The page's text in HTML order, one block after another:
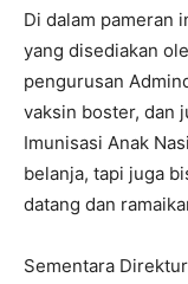
Di dalam pameran
yang disediakan
pengurusan
vaksin boster, dan
Imunisasi Anak
belanja, tapi juga
datang dan
Sementara